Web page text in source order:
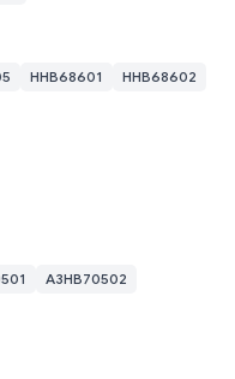
HHB68601 HHB68602
A3HB70502